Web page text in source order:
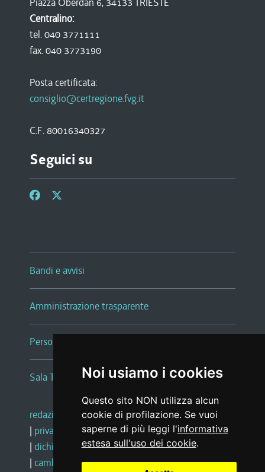
Noi usiamo i cookies
Questo sito NON utilizza alcun
cookie di profilazione. Se vuoi
saperne di più leggi l'informativa
estesa sull'uso dei cookie.
Centralino:
tel. 040 3771111
fax. 040 3773190
Posta certificata:
consiglio@certregione.fvg.it
C.F. 80016340327
Seguici su
Bandi e avvisi
Amministrazione trasparente
Persone e Uffici
Sala Tiziano Tessitori
redazione web |note legali |glossario
| privacy
social media policy
| dichiarazione di accessibilità |feedback
| cambio preferenze cookie